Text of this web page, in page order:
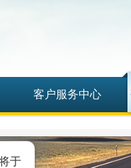
客户服务中心
于